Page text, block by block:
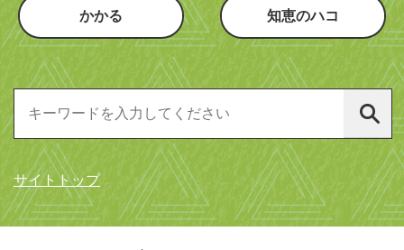
かかる 知恵のハコ
サイトトップ